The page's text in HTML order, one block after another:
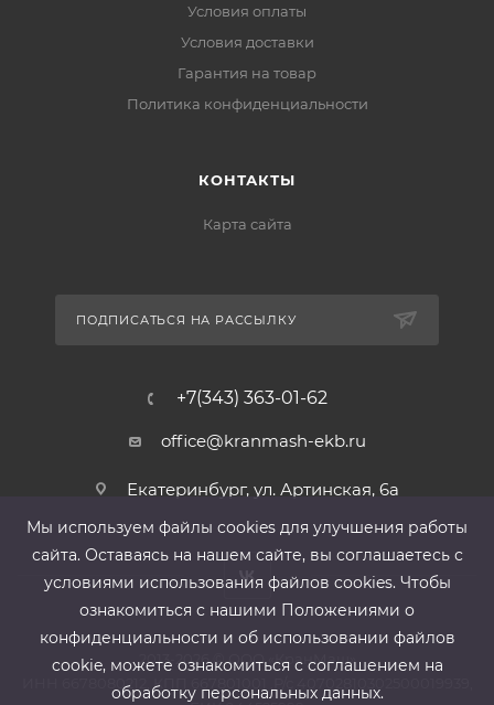
Условия оплаты
Условия доставки
Гарантия на товар
Политика конфиденциальности
КОНТАКТЫ
Карта сайта
ПОДПИСАТЬСЯ НА РАССЫЛКУ
+7(343) 363-01-62
office@kranmash-ekb.ru
Екатеринбург, ул. Артинская, 6а
2013-2026 ©ООО «КранМаш»
ИНН 6678080212, КПП 667801001 ,Р/с 40702810302500019939,
Мы используем файлы cооkies для улучшения работы
сайта. Оставаясь на нашем сайте, вы соглашаетесь с
условиями использования файлов cооkies. Чтобы
ознакомиться с нашими Положениями о
конфиденциальности и об использовании файлов
cookie, можете ознакомиться с соглашением на
обработку персональных данных.